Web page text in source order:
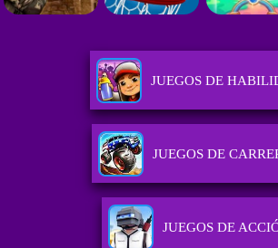
JUEGOS DE
JUEGOS DE
JUEGOS DE